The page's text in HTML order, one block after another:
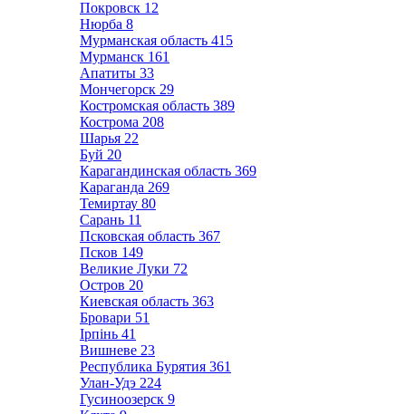
Покровск 12
Нюрба 8
Мурманская область 415
Мурманск 161
Апатиты 33
Мончегорск 29
Костромская область 389
Кострома 208
Шарья 22
Буй 20
Карагандинская область 369
Караганда 269
Темиртау 80
Сарань 11
Псковская область 367
Псков 149
Великие Луки 72
Остров 20
Киевская область 363
Бровари 51
Ірпінь 41
Вишневе 23
Республика Бурятия 361
Улан-Удэ 224
Гусиноозерск 9